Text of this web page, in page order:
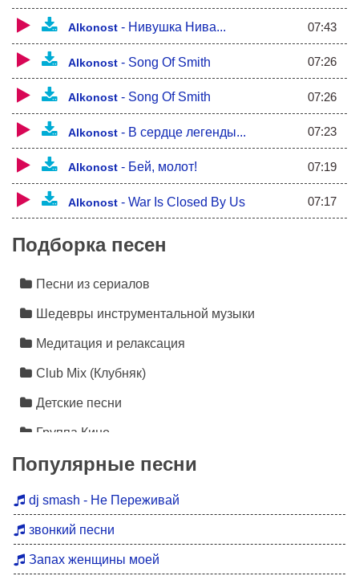
Alkonost - Нивушка Нива... 07:43
Alkonost - Song Of Smith 07:26
Alkonost - Song Of Smith 07:26
Alkonost - В сердце легенды... 07:23
Alkonost - Бей, молот! 07:19
Alkonost - War Is Closed By Us 07:17
Подборка песен
Песни из сериалов
Шедевры инструментальной музыки
Медитация и релаксация
Club Mix (Клубняк)
Детские песни
Группа Кино
Лезгинка
Инструментальная музыка
Песни про любовь
Популярные песни
dj smash - Не Переживай
звонкий песни
Запах женщины моей